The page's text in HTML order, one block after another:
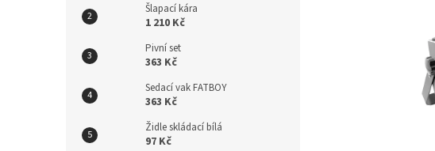
Šlapací kára
1 210 Kč
Pivní set
363 Kč
Sedací vak FATBOY
363 Kč
Židle skládací bílá
97 Kč